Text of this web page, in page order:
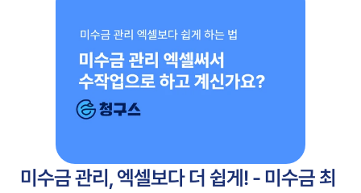
미수금 관리, 엑셀보다 더 쉽게! - 미수금 최
고객 사례
고객 사례
서비스 소개서
서비스 소개서
블로그
블로그
가격 안내